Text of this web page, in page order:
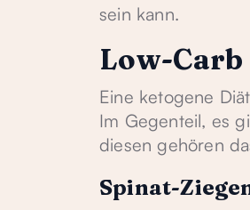
sein kann.
Low-
Eine ketogene
Im Gegenteil, es
diesen gehören
Spinat-